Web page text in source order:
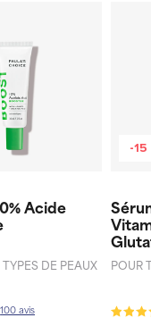
Acide
DE PEAUX
100 avis
-15
POUR